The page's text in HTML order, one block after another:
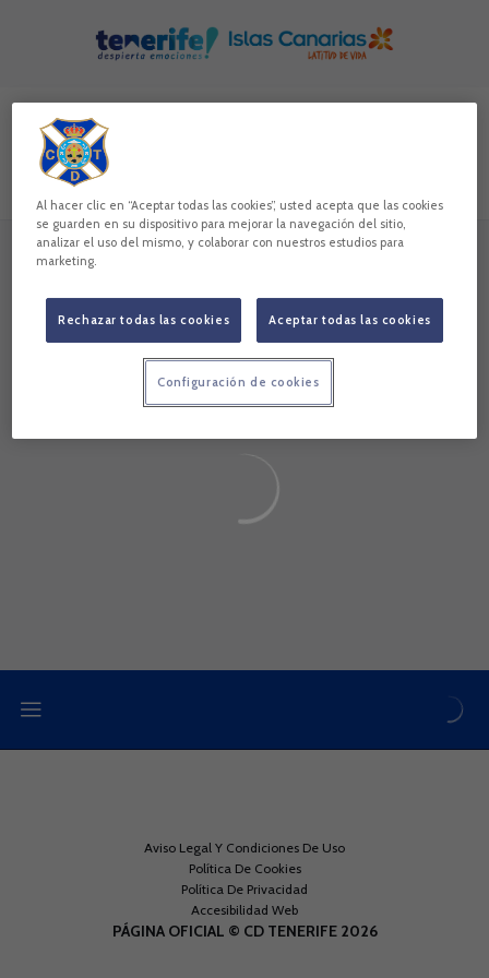
Introduce tu búsqueda, espera unos instantes y te
Todos Noticias Vídeos Galerías Jugadores
Aviso Legal Y Condiciones De Uso
Política De Cookies
Política De Privacidad
Accesibilidad Web
PÁGINA OFICIAL © CD TENERIFE 2026
Al hacer clic en “Aceptar todas las cookies”, usted acepta que las cookies
se guarden en su dispositivo para mejorar la navegación del sitio,
analizar el uso del mismo, y colaborar con nuestros estudios para
marketing.
Rechazar todas las cookies Aceptar todas las cookies
Configuración de cookies